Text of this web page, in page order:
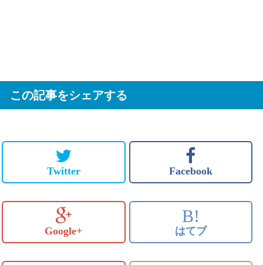
この記事をシェアする
Twitter Facebook
Google+
B!
はてブ